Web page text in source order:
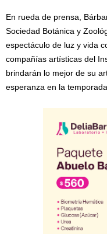
En rueda de prensa,
Sociedad Botánica y
espectáculo de luz y vida
compañías artísticas del
brindarán lo mejor de su
esperanza en la